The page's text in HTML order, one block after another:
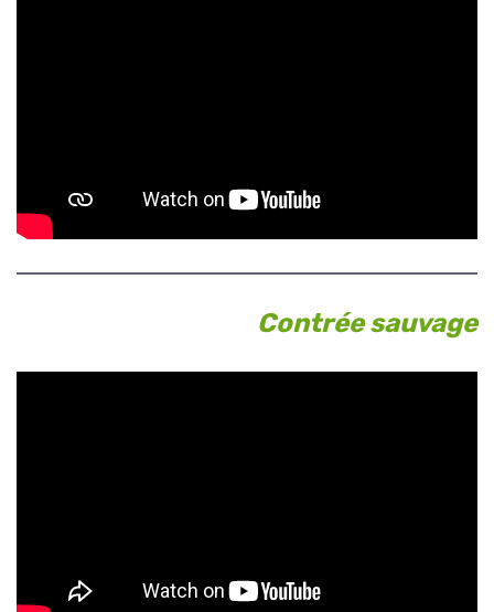
Contrée sauvage